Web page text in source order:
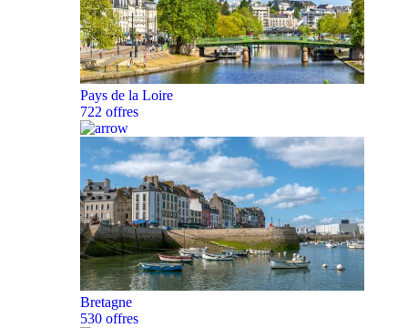
Pays de la Loire
722 offres
Bretagne
530 offres